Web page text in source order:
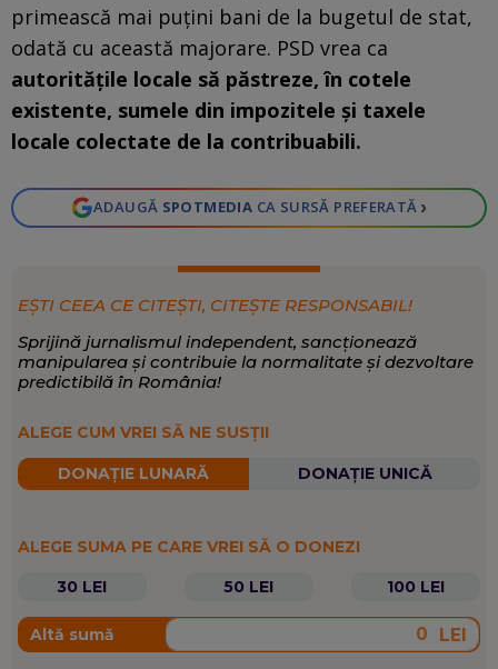
primească mai puțini bani de la bugetul de stat,
odată cu această majorare. PSD vrea ca
autorităţile locale să păstreze, în cotele
existente, sumele din impozitele şi taxele
locale colectate de la contribuabili.
ADAUGĂ SPOTMEDIA CA SURSĂ PREFERATĂ ›
EȘTI CEEA CE CITEȘTI, CITEȘTE RESPONSABIL!
Sprijină jurnalismul independent, sancționează
manipularea și contribuie la normalitate și dezvoltare
predictibilă în România!
ALEGE CUM VREI SĂ NE SUSȚII
DONAȚIE LUNARĂ DONAȚIE UNICĂ
ALEGE SUMA PE CARE VREI SĂ O DONEZI
30 LEI
50 LEI 100 LEI
Altă sumă LEI